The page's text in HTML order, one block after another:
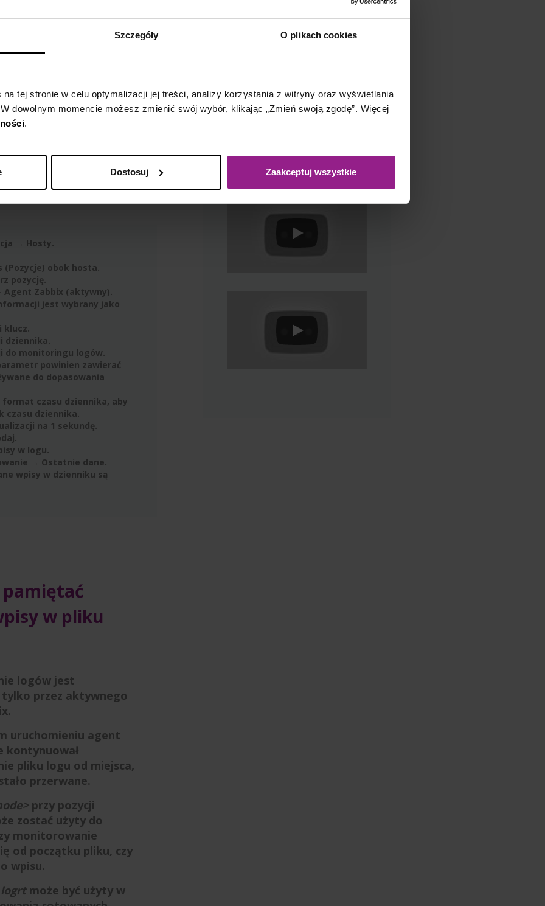
Szczegóły O plikach cookies
tej stronie w celu optymalizacji jej treści, analizy korzystania z witryny oraz wyświetlania
dowolnym momencie możesz zmienić swój wybór, klikając „Zmień swoją zgodę”. Więcej
.
Dostosuj Zaakceptuj wszystkie
do poziomu, źródła
zdarzenia.
zwrócenie całego
i zbierać wpisy w
→ Hosty.
(Pozycje) obok hosta.
pozycję.
Agent Zabbix (aktywny).
jest wybrany jako
klucz.
dziennika.
do monitoringu logów.
powinien zawierać
do dopasowania
format czasu dziennika, aby
czasu dziennika.
na 1 sekundę.
w logu.
→ Ostatnie dane.
wpisy w dzienniku są
w pliku
logów jest
tylko przez aktywnego
uruchomieniu agent
kontynuował
pliku logu od miejsca,
przerwane.
przy pozycji
zostać użyty do
monitorowanie
od początku pliku, czy
wpisu.
logrtmoże być użyty w
Obejrzyj nasze